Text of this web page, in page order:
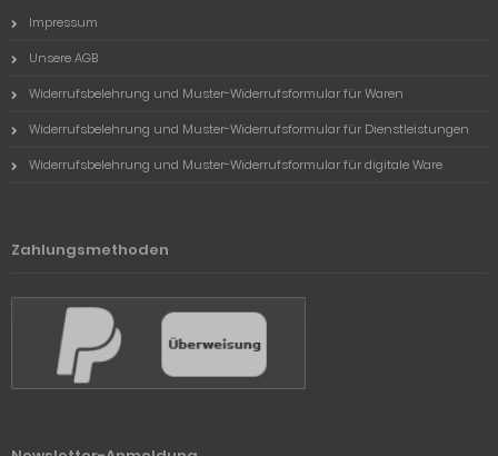
Impressum
Unsere AGB
Widerrufsbelehrung und Muster-Widerrufsformular für Waren
Widerrufsbelehrung und Muster-Widerrufsformular für Dienstleistungen
Widerrufsbelehrung und Muster-Widerrufsformular für digitale Ware
Zahlungsmethoden